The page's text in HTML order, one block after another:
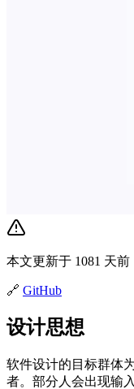
本文更新于 1081 天
🔗 GitHub
设计思想
软件设计的目标群体
者。部分人会出现输